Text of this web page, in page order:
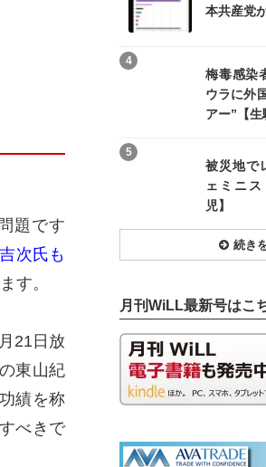
題です
次氏も
す。
21日放
東山紀
績を称
べきで
本共産党
梅毒感染
ウラに外
アー”【生
4
被災地で
ェミニ
児】
5
記事を読む
続き
月刊WiLL最新号はこ